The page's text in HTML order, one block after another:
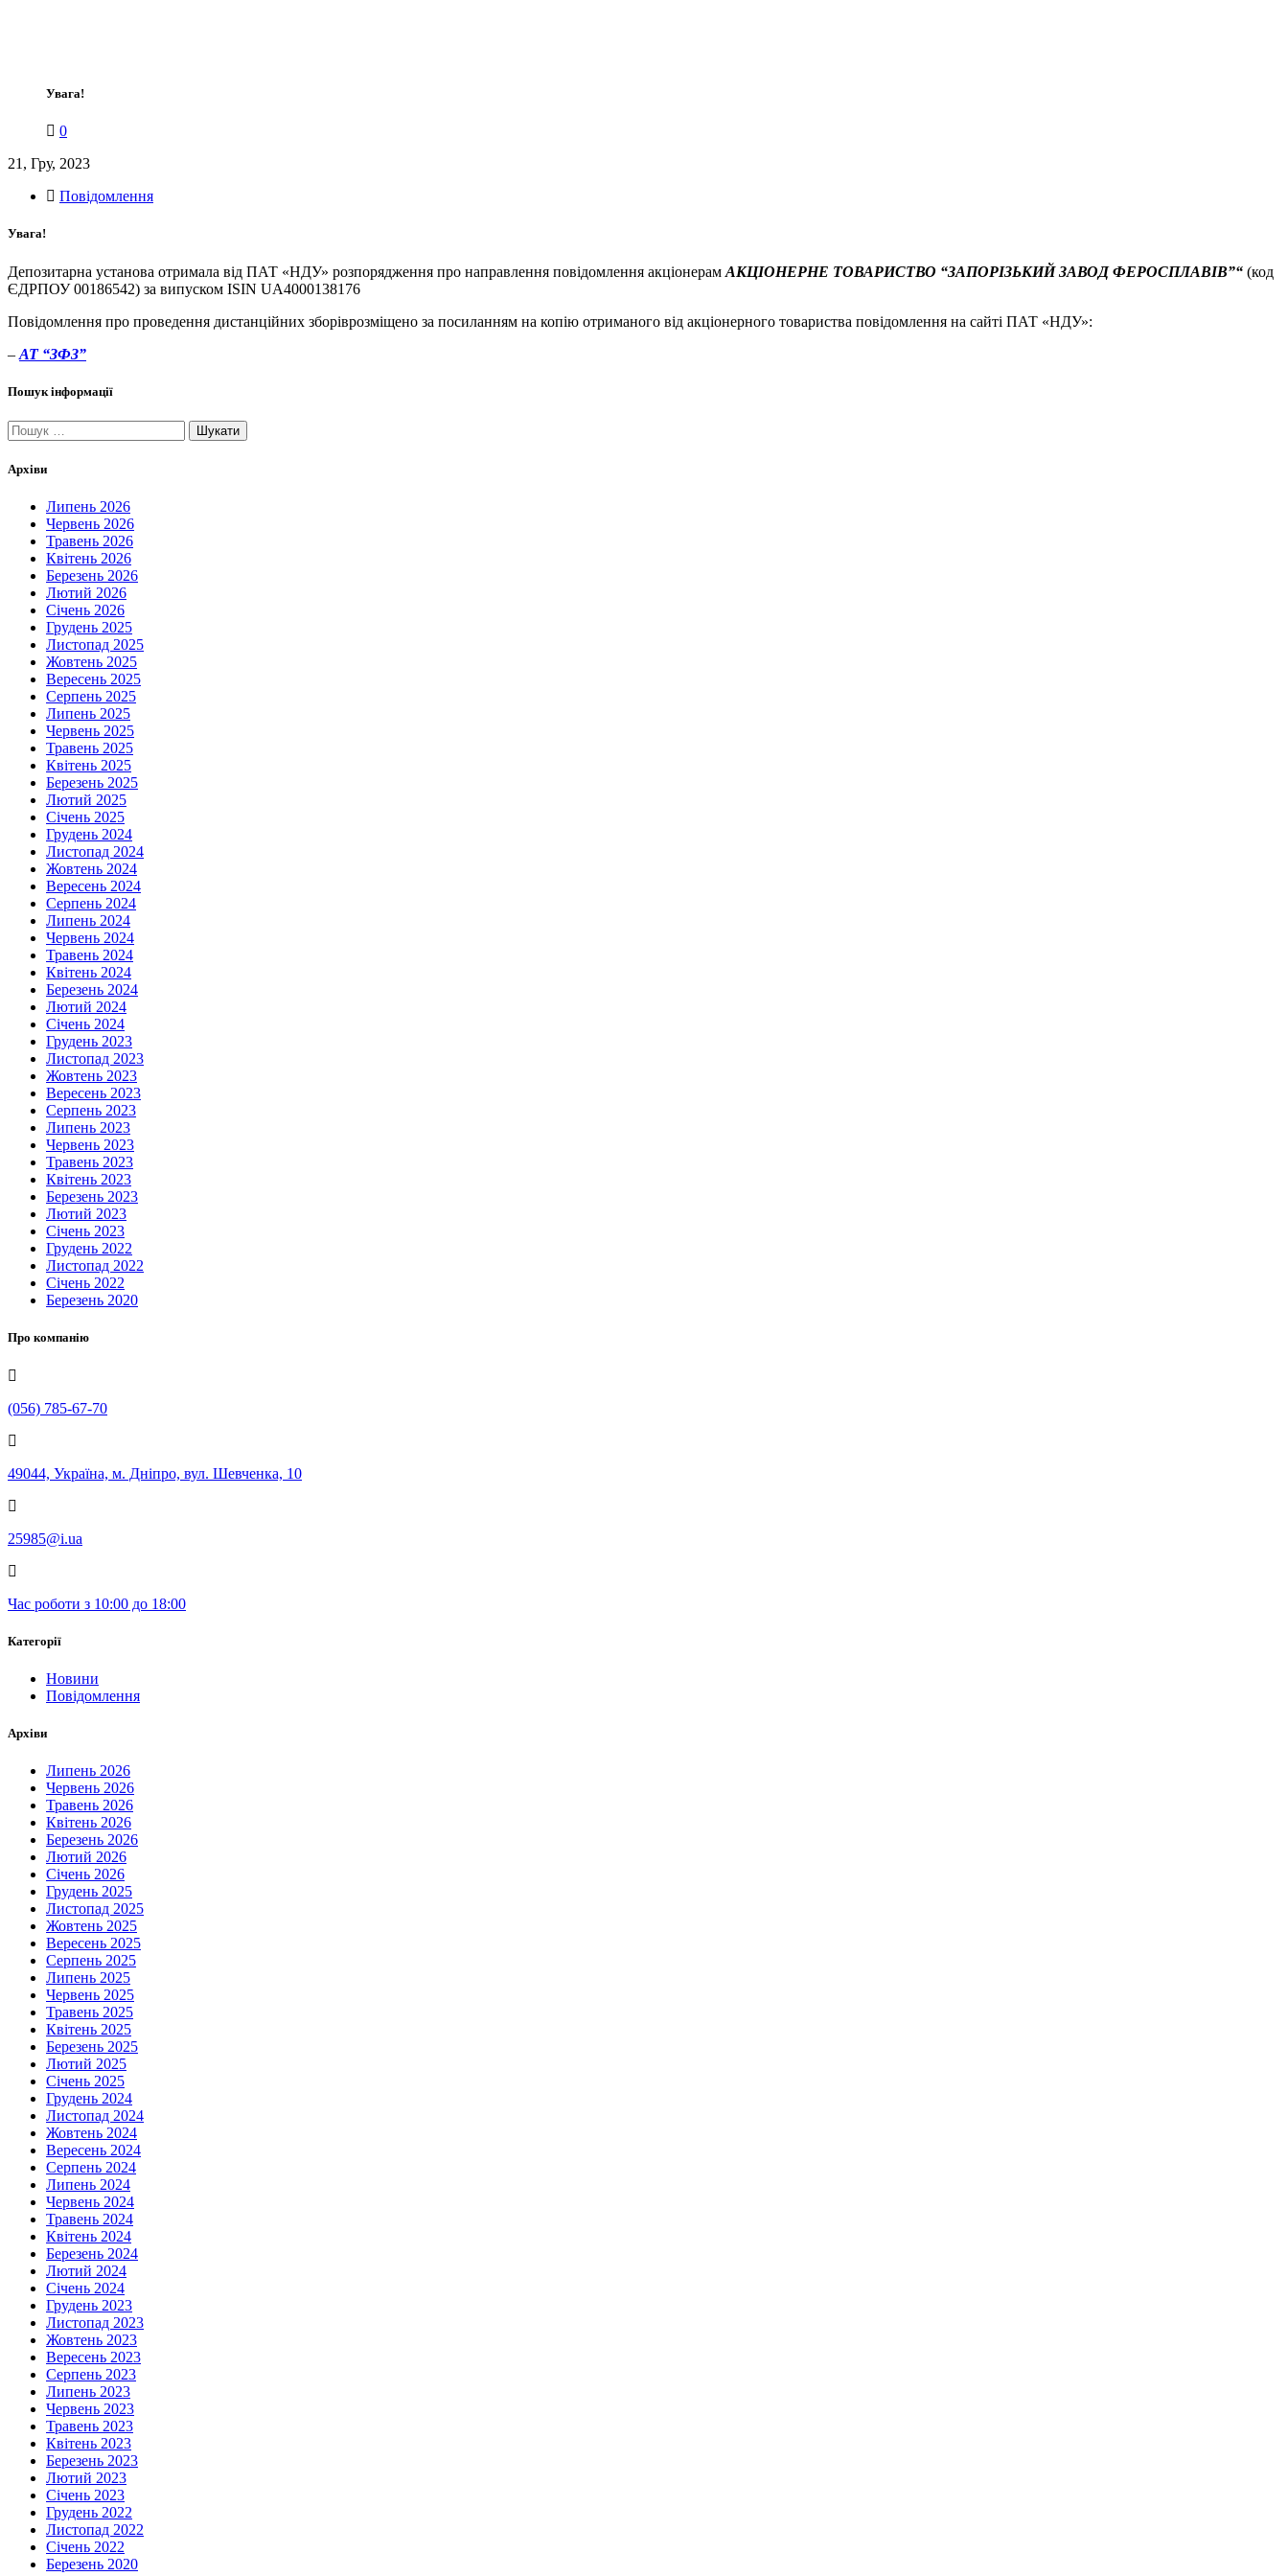
Увага!
0
21, Гру, 2023
Повідомлення
Увага!
Депозитарна установа отримала від ПАТ «НДУ» розпорядження про направлення повідомлення акціонерам АКЦІОНЕРНЕ ТОВАРИСТВО “ЗАПОРІЗЬКИЙ ЗАВОД ФЕРОСПЛАВІВ”“ (код
ЄДРПОУ 00186542) за випуском ISIN UA4000138176
Повідомлення про проведення дистанційних зборіврозміщено за посиланням на копію отриманого від акціонерного товариства повідомлення на сайті ПАТ «НДУ»:
– АТ “ЗФЗ”
Пошук інформації
Пошук:
Архіви
Липень 2026
Червень 2026
Травень 2026
Квітень 2026
Березень 2026
Лютий 2026
Січень 2026
Грудень 2025
Листопад 2025
Жовтень 2025
Вересень 2025
Серпень 2025
Липень 2025
Червень 2025
Травень 2025
Квітень 2025
Березень 2025
Лютий 2025
Січень 2025
Грудень 2024
Листопад 2024
Жовтень 2024
Вересень 2024
Серпень 2024
Липень 2024
Червень 2024
Травень 2024
Квітень 2024
Березень 2024
Лютий 2024
Січень 2024
Грудень 2023
Листопад 2023
Жовтень 2023
Вересень 2023
Серпень 2023
Липень 2023
Червень 2023
Травень 2023
Квітень 2023
Березень 2023
Лютий 2023
Січень 2023
Грудень 2022
Листопад 2022
Січень 2022
Березень 2020
Про компанію
(056) 785-67-70
49044, Україна, м. Дніпро, вул. Шевченка, 10
25985@i.ua
Час роботи з 10:00 до 18:00
Категорії
Новини
Повідомлення
Архіви
Липень 2026
Червень 2026
Травень 2026
Квітень 2026
Березень 2026
Лютий 2026
Січень 2026
Грудень 2025
Листопад 2025
Жовтень 2025
Вересень 2025
Серпень 2025
Липень 2025
Червень 2025
Травень 2025
Квітень 2025
Березень 2025
Лютий 2025
Січень 2025
Грудень 2024
Листопад 2024
Жовтень 2024
Вересень 2024
Серпень 2024
Липень 2024
Червень 2024
Травень 2024
Квітень 2024
Березень 2024
Лютий 2024
Січень 2024
Грудень 2023
Листопад 2023
Жовтень 2023
Вересень 2023
Серпень 2023
Липень 2023
Червень 2023
Травень 2023
Квітень 2023
Березень 2023
Лютий 2023
Січень 2023
Грудень 2022
Листопад 2022
Січень 2022
Березень 2020